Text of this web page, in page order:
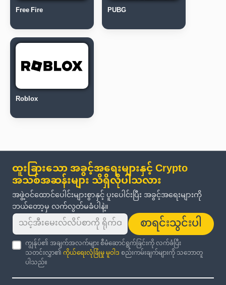
Free Fire PUBG
Roblox
ထူးခြားသော အခွင့်အရေးများနှင့် Crypto
အသစ်အဆန်းများ သိရှိလိုပါသလား
အဖွဲ့ဝင်ထောင်ပေါင်းများစွာနှင့် ပူးပေါင်းပြီး အခွင့်အရေးများကို
ဘယ်တော့မှ လက်လွတ်မခံပါနဲ့။
စာရင်းသွင်းပါ
ကျွန်ုပ်၏ အချက်အလက်များ စီမံဆောင်ရွက်ခြင်းကို လက်ခံပြီး
သတင်းလွှာ၏ကိုယ်ရေးလုံခြုံမှု မူဝါဒစည်းကမ်းချက်များကို သဘောတူ
ပါသည်။